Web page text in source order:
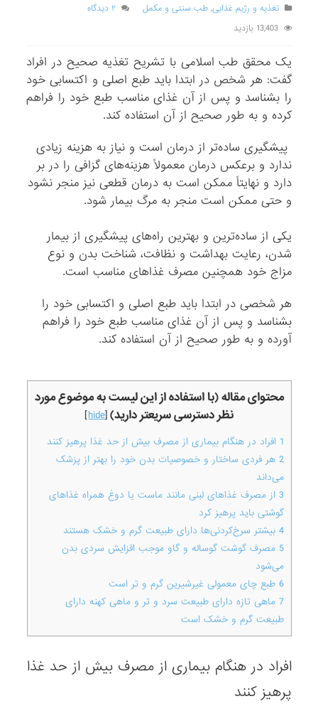
تغذیه و رژیم غذایی,طب سنتی و مکمل
۲ دیدگاه
13,403 بازدید
یک محقق طب اسلامی با تشریح تغذیه صحیح در افراد
گفت: هر شخص در ابتدا باید طبع اصلی و اکتسابی خود
را بشناسد و پس از آن غذای مناسب طبع خود را فراهم
کرده و به طور صحیح از آن استفاده کند.
‌پیشگیری ساده‌تر از درمان است و نیاز به هزینه‌ زیادی
ندارد و برعکس درمان معمولاً هزینه‌های گزافی را در بر
دارد و نهایتاً ممکن است به درمان قطعی نیز منجر نشود
و حتی ممکن است منجر به مرگ بیمار شود.
یکی از ساده‌ترین و بهترین راه‌های پیشگیری از بیمار
شدن، رعایت بهداشت و نظافت، شناخت بدن و نوع
مزاج خود همچنین مصرف غذاهای مناسب است.
هر شخصی در ابتدا باید طبع اصلی و اکتسابی خود را
بشناسد و پس از آن غذای مناسب طبع خود را فراهم
آورده و به طور صحیح از آن استفاده کند.
محتوای مقاله (با استفاده از این لیست به موضوع مورد
نظر دسترسی سریعتر دارید)[
hide
]
1 افراد در هنگام بیماری از مصرف بیش از حد غذا پرهیز کنند
2 هر فردی ساختار و خصوصیات بدن خود را بهتر از پزشک
می‌داند
3 از مصرف غذاهای لبنی مانند ماست یا دوغ همراه غذاهای
گوشتی باید پرهیز کرد
4 بیشتر سرخ‌کردنی‌ها دارای طبیعت گرم و خشک هستند
5 مصرف گوشت گوساله و گاو موجب افزایش سردی بدن
می‌شود
6 طبع چای معمولی غیرشیرین گرم و تر است
7 ماهی تازه دارای طبیعت سرد و تر و ماهی کهنه دارای
طبیعت گرم و خشک است
افراد در هنگام بیماری از مصرف بیش از حد غذا
پرهیز کنند